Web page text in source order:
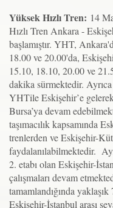
Yüksek Hızlı Tren: 14
Hızlı Tren Ankara -
başlamıştır. YHT,
18.00 ve 20.00'da,
15.10, 18.10, 20.00 ve
dakika sürmektedir.
YHTile Eskişehir’e
Bursa’ya devam
taşımacılık kapsamında
trenlerden ve Eskişehir-
faydalanılabilmektedir.
2. etabı olan Eskişehir-
çalışmaları devam
tamamlandığında
Eskişehir-İstanbul arası